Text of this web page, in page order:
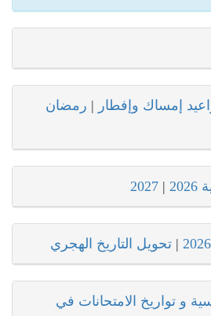
| رمضان
|
2027
| تحويل التاريخ الهجري
و تواريخ الامتحانات في